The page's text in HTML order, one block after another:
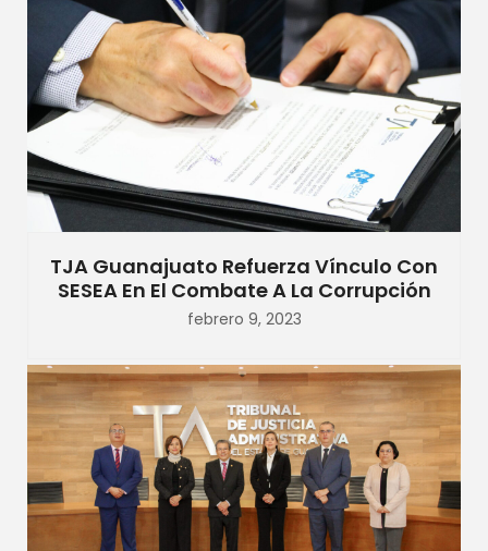
TJA Guanajuato Refuerza Vínculo Con
SESEA En El Combate A La Corrupción
febrero 9, 2023